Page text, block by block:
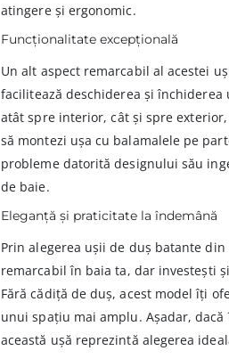
atingere și ergonomic.
Funcționalitate excepțională
Un alt aspect remarcabil al acestei
facilitează deschiderea și
atât spre interior, cât și spre
să montezi ușa cu balamalele pe
probleme datorită designului său
de baie.
Eleganță și praticitate la îndemână
Prin alegerea ușii de duș batante
remarcabil în baia ta, dar investești
Fără cădiță de duș, acest model îți
unui spațiu mai amplu. Așadar,
această ușă reprezintă alegerea